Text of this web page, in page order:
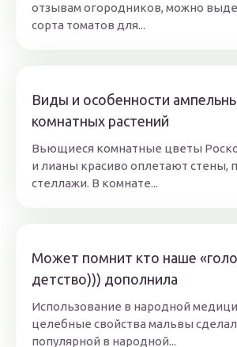
отзывам огородников, можно
сорта томатов для...
Виды и особенности
комнатных растений
Вьющиеся комнатные цветы
и лианы красиво оплетают стены,
стеллажи. В комнате...
Может помнит кто наше
детство))) дополнила
Использование в народной
целебные свойства мальвы
популярной в народной...